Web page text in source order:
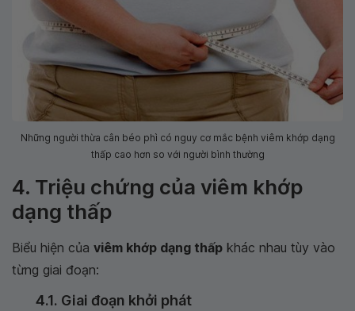
Những người thừa cân béo phì có nguy cơ mắc bệnh viêm khớp dạng
thấp cao hơn so với người bình thường
4. Triệu chứng của viêm khớp
dạng thấp
Biểu hiện của viêm khớp dạng thấp khác nhau tùy vào
từng giai đoạn:
4.1. Giai đoạn khởi phát